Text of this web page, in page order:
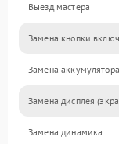
Выезд мастера
Замена кнопки
Замена аккумулятора
Замена дисплея
Замена динамика